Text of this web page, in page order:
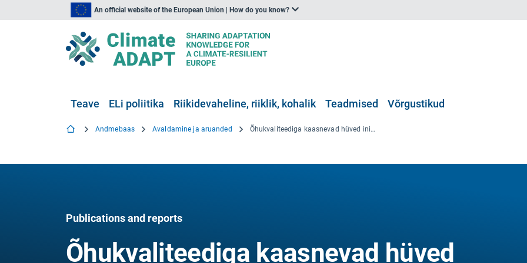
An official website of the European Union | How do you know?
Teave ELi poliitika Riikidevaheline, riiklik, kohalik Teadmised Võrgustikud
Andmebaas Avaldamine ja aruanded Õhukvaliteediga kaasnevad hüved inimeste tervisele ja põllumajandusele tasakaalustavad Pariisi kokkuleppe raames võetud kohustuste täitmisega seotud kulusid
Publications and reports
Õhukvaliteediga kaasnevad hüved